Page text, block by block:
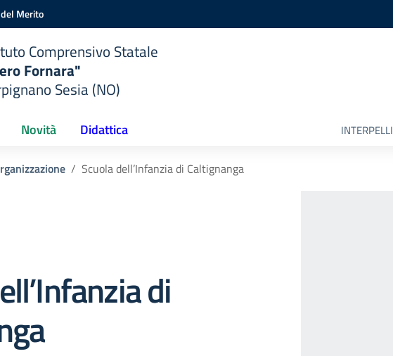
Merito
Comprensivo Statale
Fornara"
Sesia (NO)
Novità Didattica INTERPELLI
Scuola dell’Infanzia di Caltignanga
di